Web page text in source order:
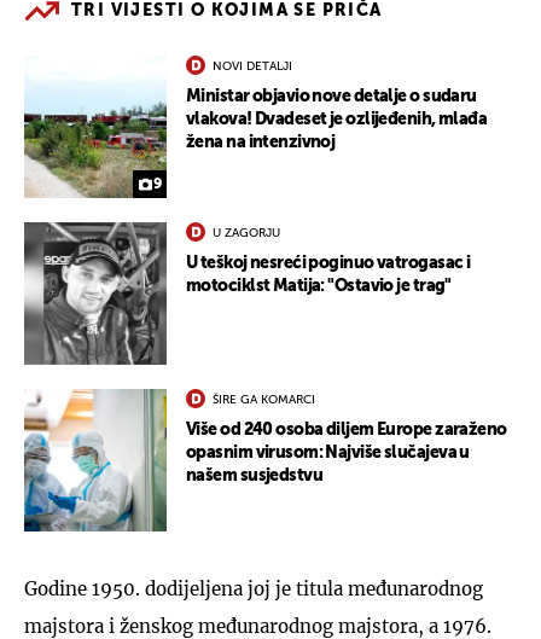
TRI VIJESTI O KOJIMA SE PRIČA
9
NOVI DETALJI
Ministar objavio nove detalje o sudaru
vlakova! Dvadeset je ozlijeđenih, mlađa
žena na intenzivnoj
U ZAGORJU
U teškoj nesreći poginuo vatrogasac i
motociklst Matija: "Ostavio je trag"
ŠIRE GA KOMARCI
Više od 240 osoba diljem Europe zaraženo
opasnim virusom: Najviše slučajeva u
našem susjedstvu
Godine 1950. dodijeljena joj je titula međunarodnog
majstora i ženskog međunarodnog majstora, a 1976.